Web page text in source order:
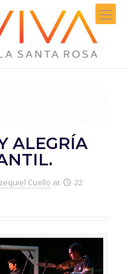
ALEGRÍA
Cuello at
22